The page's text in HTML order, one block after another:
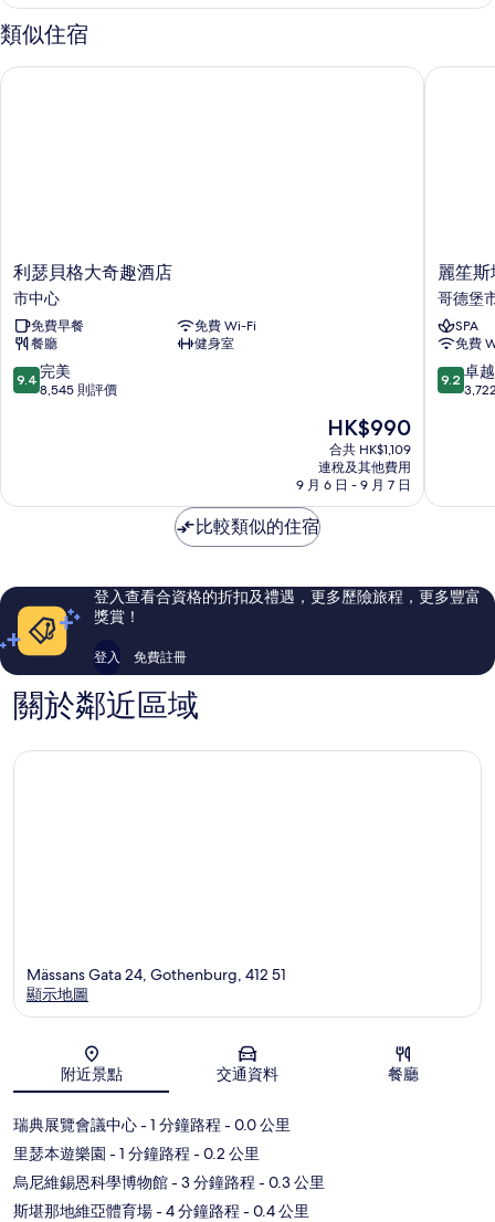
類似住宿
利
瑟
貝
格
大
奇
趣
利瑟貝格大奇趣酒店
市中心
免費早餐
免費 Wi-Fi
餐廳
健身室
9.4
分
完
評
價
篇
評
9.4 完美
8,545 則評價
現
售
HK$990
HK$990
合共 HK$1,109
連稅及其他費用
9 月 6 日 - 9 月 7 日
利瑟貝格大奇趣酒店
麗
笙
斯
堪
的
納
維
堡
麗笙
哥德堡
SPA
免費
9.2
分
卓
評
價
9.2 卓越
麗笙斯
比較類似的住宿
登入查看合資格的折扣及禮遇，更多歷險旅程，更多豐富
獎賞！
登入 免費註冊
關於鄰近區域
地圖
Mässans Gata 24, Gothenburg, 412 51
顯示地圖
附近景點 交通資料 餐廳
瑞典展覽會議中心- 1 分鐘路程 - 0.0 公里
里瑟本遊樂園 - 1 分鐘路程 - 0.2 公里
烏尼維錫恩科學博物館- 3 分鐘路程 - 0.3 公里
斯堪那地維亞體育場- 4 分鐘路程 - 0.4 公里